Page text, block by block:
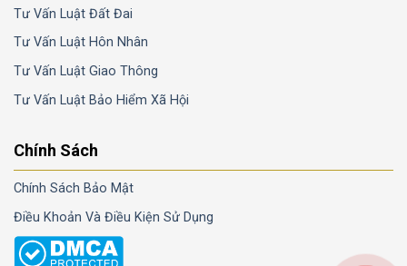
Tư Vấn Luật Đất Đai
Tư Vấn Luật Hôn Nhân
Tư Vấn Luật Giao Thông
Tư Vấn Luật Bảo Hiểm Xã Hội
Chính Sách
Chính Sách Bảo Mật
Điều Khoản Và Điều Kiện Sử Dụng